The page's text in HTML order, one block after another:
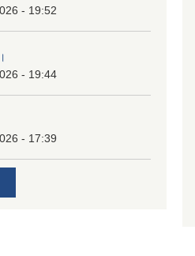
- 19:52
- 19:44
- 17:39